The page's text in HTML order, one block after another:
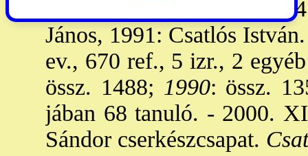
1964: Lukács István,
János, 1991: Csatlós
ev., 670 ref., 5 izr., 2
össz. 1488; 1990: össz.
jában 68 tanuló. - 2000.
Sándor cserkészcsapat.